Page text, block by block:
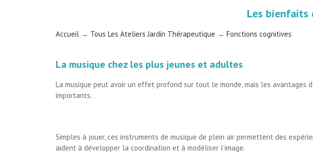
Les bienfaits
Accueil → Tous Les Ateliers Jardin Thérapeutique →​ Fonctions cognitives
La musique chez les plus jeunes et adultes
La musique peut avoir un effet profond sur tout le monde, mais les avantages
importants.
Simples à jouer, ces instruments de musique de plein air permettent des
aident à développer la coordination et à modéliser l’image.